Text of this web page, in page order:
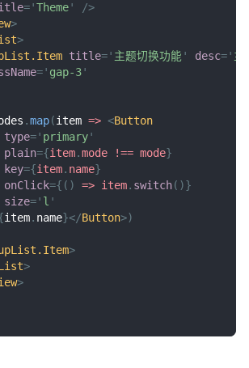
='Theme'
/>
>
>
title=' 主题切换功能 ' desc=' 主
=' gap-3'
.map(item => <Button
type=' primary'
plain={item.mode !== mode}
key={item. name}
onClick={ ( ) => item. switch( )}
size=' l '
item. name}</Button>)
>
>
>